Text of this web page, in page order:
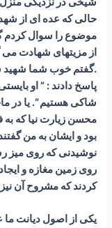
حالی که عده ای از
موضوع را سوال کردم
از مزیتهای شهادت
.گفتم خوب شما شهید
پاسخ دادند : ” او
شاکی هستیم “. یا در
محسن زیارت نیا که به
بود و ایشان به من
نوشیدنی که روی میز
روی زمین مغازه و
کردند که مشروح آن
یکی از اصول دیانت